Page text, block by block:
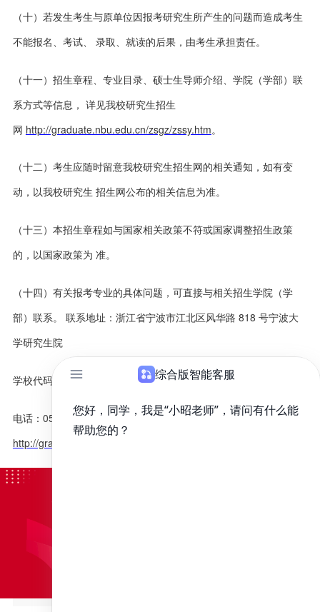
（十）若发生考生与原单位因报考研究生所产生的问题而造成考生
不能报名、考试、 录取、就读的后果，由考生承担责任。
（十一）招生章程、专业目录、硕士生导师介绍、学院（学部）联
系方式等信息， 详见我校研究生招生
网 http://graduate.nbu.edu.cn/zsgz/zssy.htm。
（十二）考生应随时留意我校研究生招生网的相关通知，如有变
动，以我校研究生 招生网公布的相关信息为准。
（十三）本招生章程如与国家相关政策不符或国家调整招生政策
的，以国家政策为 准。
（十四）有关报考专业的具体问题，可直接与相关招生学院（学
部）联系。 联系地址：浙江省宁波市江北区风华路 818 号宁波大
学研究生院
学校代码：11646 邮政编码：315211
电话：0574-87600226 ，87609136 网址：
http://graduate.nbu.edu.cn